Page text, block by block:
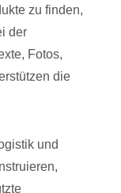
zu finden,
der
Fotos,
die
und